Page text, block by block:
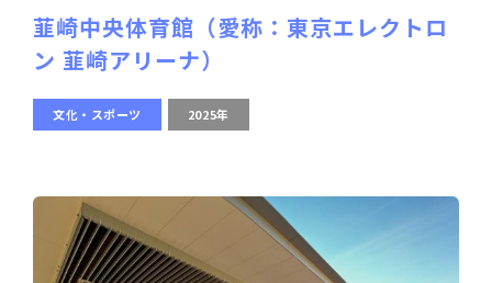
韮崎中央体育館（愛称：東京エレクトロ
ン 韮崎アリーナ）
文化・スポーツ 2025年